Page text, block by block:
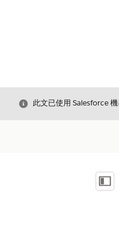
結束
此文已使用 Salesforce
顯示